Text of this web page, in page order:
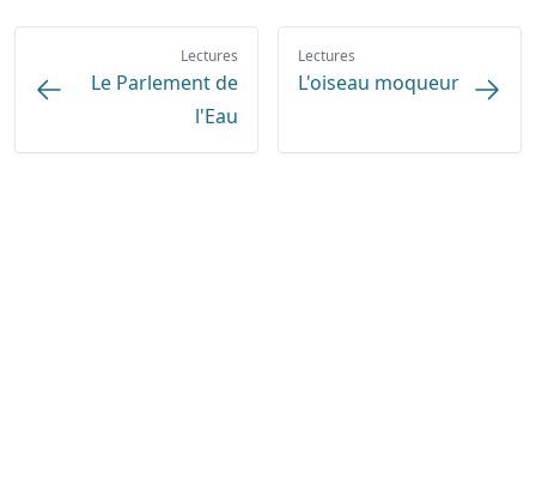
Lectures
Le Parlement de
l'Eau
Lectures
L'oiseau moqueur